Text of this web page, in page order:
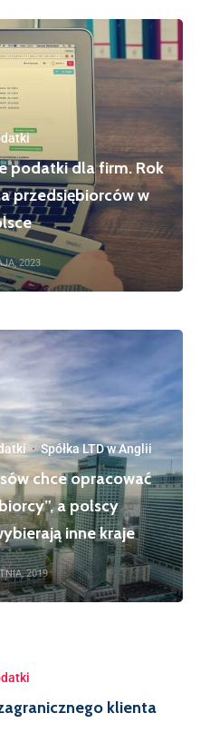
podatki dla firm. Rok
przedsiębiorców w
2023
·Spółka LTD w Anglii
chce opracować
a polscy
inne kraje
2019
klienta